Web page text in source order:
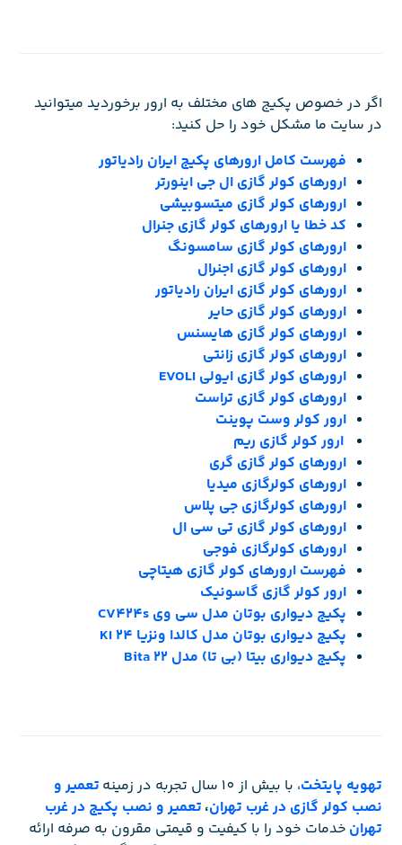
اگر در خصوص پکیج های مختلف به ارور برخوردید میتوانید
در سایت ما مشکل خود را حل کنید:
فهرست کامل ارورهای پکیج ایران رادیاتور
ارورهای کولر گازی ال جی اینورتر
ارورهای کولر گازی میتسوبیشی
کد خطا یا ارورهای کولر گازی جنرال
ارورهای کولر گازی سامسونگ
ارورهای کولر گازی اجنرال
ارورهای کولر گازی ایران رادیاتور
ارورهای کولر گازی حایر
ارورهای کولر گازی هایسنس
ارورهای کولر گازی زانتی
ارورهای کولر گازی ایولی EVOLI
ارورهای کولر گازی تراست
ارور کولر وست پوینت
ارور کولر گازی ریم
ارورهای کولر گازی گری
ارورهای کولرگازی میدیا
ارورهای کولرگازی جی پلاس
ارورهای کولر گازی تی سی ال
ارورهای کولرگازی فوجی
فهرست ارورهای کولر گازی هیتاچی
ارور کولر گازی گاسونیک
پکیج دیواری بوتان مدل سی وی CV424s
پکیج دیواری بوتان مدل کالدا ونزیا 24 KI
پکیج دیواری بیتا (بی تا) مدل Bita 22
تهویه پایتخت، با بیش از 10 سال تجربه در زمینه
تعمیر و
نصب کولر گازی در غرب تهران، تعمیر و نصب پکیج در غرب
تهران خدمات خود را با کیفیت و قیمتی مقرون به صرفه ارائه